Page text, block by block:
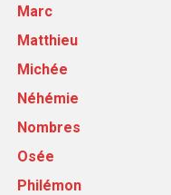
Marc
Matthieu
Michée
Néhémie
Nombres
Osée
Philémon